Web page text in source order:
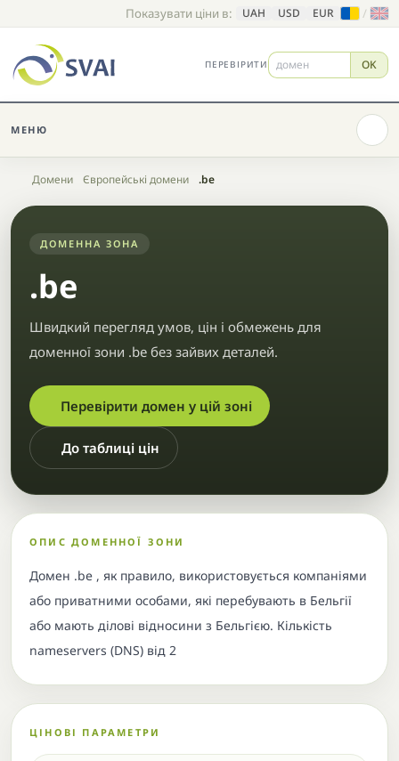
Показувати ціни в: UAH USD EUR /
ПЕРЕВІРИТИ OK
МЕНЮ
Головна
Домени Європейські домени .be
ДОМЕННА ЗОНА
.be
Швидкий перегляд умов, цін і обмежень для
доменної зони .be без зайвих деталей.
Перевірити домен у цій зоні
До таблиці цін
ОПИС ДОМЕННОЇ ЗОНИ
Домен .be , як правило, використовується компаніями
або приватними особами, які перебувають в Бельгії
або мають ділові відносини з Бельгією. Кількість
nameservers (DNS) від 2
ЦІНОВІ ПАРАМЕТРИ